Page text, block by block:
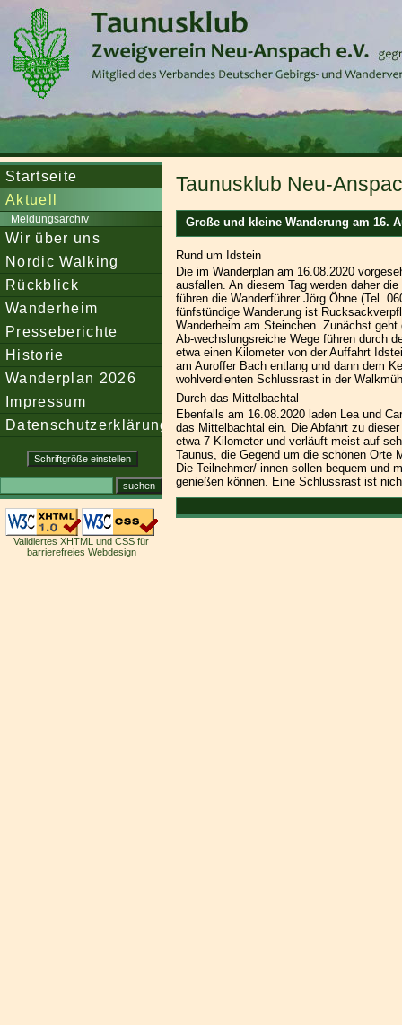
Startseite
Aktuell
Meldungsarchiv
Wir über uns
Nordic Walking
Rückblick
Wanderheim
Presseberichte
Historie
Wanderplan 2026
Impressum
Datenschutzerklärung
Validiertes XHTML und CSS für
barrierefreies Webdesign
Taunusklub Neu-
Große und kleine Wanderung am 16.
Rund um Idstein
Die im Wanderplan am 16.08.2020
ausfallen. An diesem Tag werden daher
führen die Wanderführer Jörg Öhne (Tel.
fünfstündige Wanderung ist
Wanderheim am Steinchen. Zunächst
Ab-wechslungsreiche Wege führen durch
etwa einen Kilometer von der Auffahrt
am Auroffer Bach entlang und dann dem
wohlverdienten Schlussrast in der
Durch das Mittelbachtal
Ebenfalls am 16.08.2020 laden Lea und
das Mittelbachtal ein. Die Abfahrt zu
etwa 7 Kilometer und verläuft meist auf
Taunus, die Gegend um die schönen Orte
Die Teilnehmer/-innen sollen bequem und
genießen können. Eine Schlussrast ist